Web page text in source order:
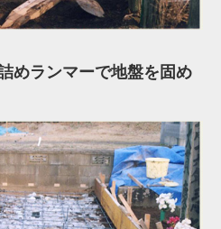
めランマーで地盤を固め